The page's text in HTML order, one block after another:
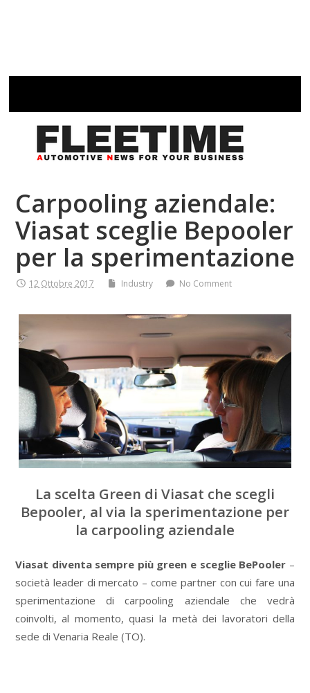
Carpooling aziendale:
Viasat sceglie Bepooler
per la sperimentazione
12 Ottobre 2017 Industry No Comment
La scelta Green di Viasat che scegli
Bepooler, al via la sperimentazione per
la carpooling aziendale
Viasat diventa sempre più green e sceglie BePooler –
società leader di mercato – come partner con cui fare una
sperimentazione di carpooling aziendale che vedrà
coinvolti, al momento, quasi la metà dei lavoratori della
sede di Venaria Reale (TO).